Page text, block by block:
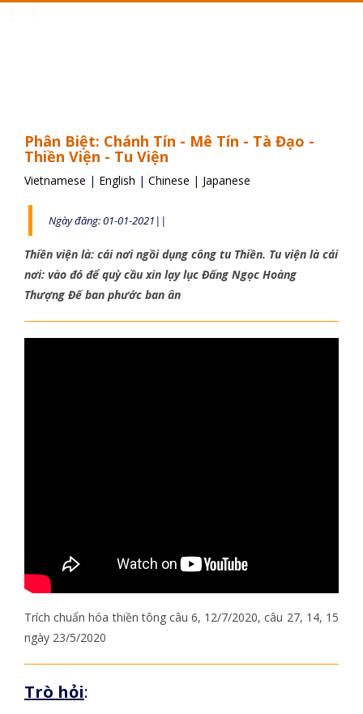
Phân Biệt: Chánh Tín - Mê Tín - Tà Đạo -
Thiền Viện - Tu Viện
Vietnamese | English | Chinese | Japanese
Ngày đăng: 01-01-2021||
Thiền viện là: cái nơi ngồi dụng công tu Thiền. Tu viện là cái
nơi: vào đó để quỳ cầu xin lạy lục Đấng Ngọc Hoàng
Thượng Đế ban phước ban ân
Trích chuẩn hóa thiền tông câu 6, 12/7/2020, câu 27, 14, 15
ngày 23/5/2020
Trò hỏi: